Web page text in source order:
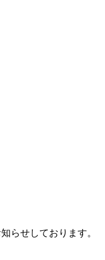
らせしております。